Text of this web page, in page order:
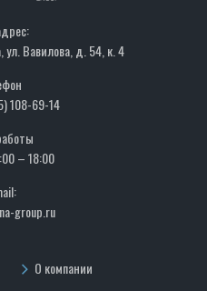
ул. Вавилова, д. 54, к. 4
108-69-14
– 18:00
group.ru
О компании